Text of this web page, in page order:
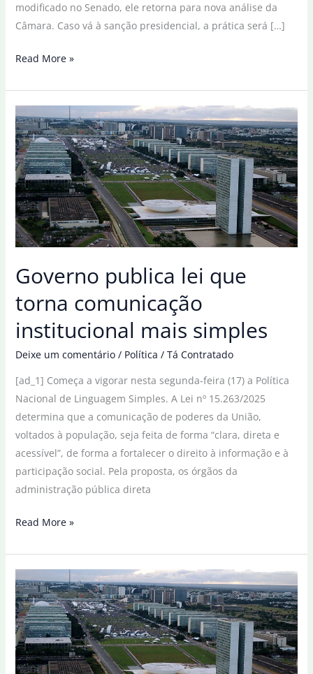
modificado no Senado, ele retorna para nova análise da
Câmara. Caso vá à sanção presidencial, a prática será […]
Senado
projeto
torna
crime
barricadas
para
cometer
crimes
Read More »
Governo publica lei que
torna comunicação
institucional mais simples
Deixe um comentário / Política / Tá Contratado
[ad_1] Começa a vigorar nesta segunda-feira (17) a Política
Nacional de Linguagem Simples. A Lei nº 15.263/2025
determina que a comunicação de poderes da União,
voltados à população, seja feita de forma “clara, direta e
acessível”, de forma a fortalecer o direito à informação e à
participação social. Pela proposta, os órgãos da
administração pública direta
Governo
lei
torna
comunicação
institucional
mais
simples
Read More »